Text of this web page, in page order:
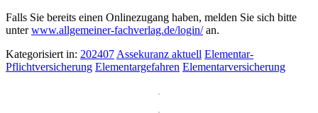
Falls Sie bereits einen Onlinezugang haben, melden Sie sich bitte
unterwww.allgemeiner-fachverlag.de/login/an.
Kategorisiert in: 202407 Assekuranz aktuell Elementar-
Pflichtversicherung Elementargefahren Elementarversicherung